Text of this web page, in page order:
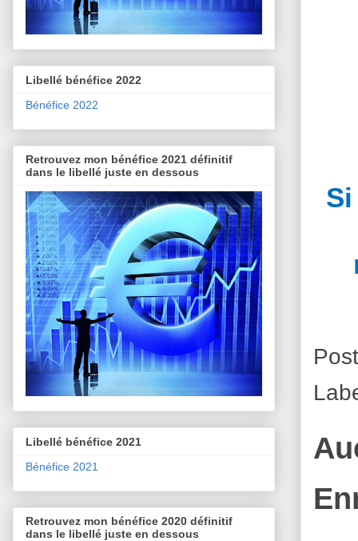
Libellé bénéfice 2022
Bénéfice 2022
Retrouvez mon bénéfice 2021 définitif
dans le libellé juste en dessous
Libellé bénéfice 2021
Bénéfice 2021
Retrouvez mon bénéfice 2020 définitif
dans le libellé juste en dessous